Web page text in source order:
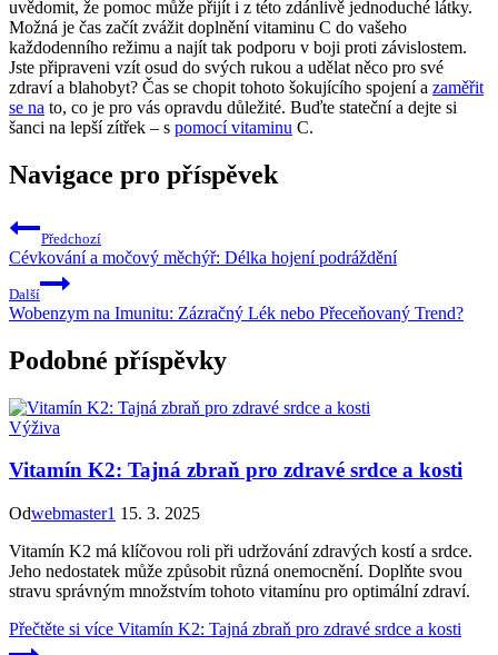
uvědomit, že pomoc může přijít i z této zdánlivě jednoduché látky.
Možná je čas začít zvážit doplnění vitaminu C do vašeho
každodenního režimu a najít tak podporu v boji proti závislostem.
Jste připraveni vzít osud do svých rukou a udělat něco pro své
zdraví a blahobyt? Čas se chopit tohoto šokujícího spojení a zaměřit
se na to, co je pro vás opravdu důležité. Buďte stateční a dejte si
šanci na lepší zítřek – s pomocí vitaminu C.
Navigace pro příspěvek
Předchozí
Cévkování a močový měchýř: Délka hojení podráždění
Další
Wobenzym na Imunitu: Zázračný Lék nebo Přeceňovaný Trend?
Podobné příspěvky
Výživa
Vitamín K2: Tajná zbraň pro zdravé srdce a kosti
Odwebmaster1 15. 3. 2025
Vitamín K2 má klíčovou roli při udržování zdravých kostí a srdce.
Jeho nedostatek může způsobit různá onemocnění. Doplňte svou
stravu správným množstvím tohoto vitamínu pro optimální zdraví.
Přečtěte si více Vitamín K2: Tajná zbraň pro zdravé srdce a kosti